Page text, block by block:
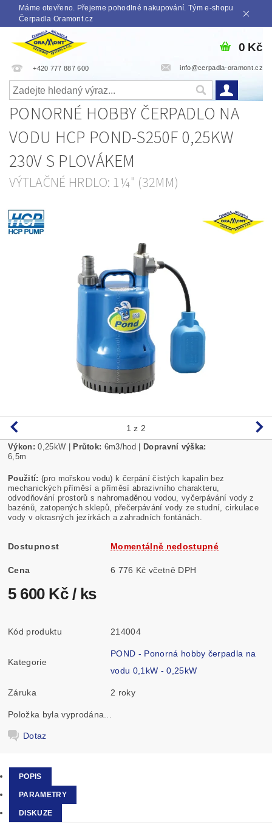
Máme otevřeno. Přejeme pohodlné nakupování. Tým e-shopu
Čerpadla Oramont.cz
+420 777 887 600 info@cerpadla-oramont.cz
0 Kč
PONORNÉ HOBBY ČERPADLO NA
VODU HCP POND-S250F 0,25KW
230V S PLOVÁKEM
VÝTLAČNÉ HRDLO: 1¼" (32MM)
1 z 2
Výkon:0,25 kW | Průtok: 6m3/hod |
Dopravní výška:
6,5m
Použití: (pro mořskou vodu) k čerpání čistých kapalin bez
mechanických příměsí a příměsí abrazivního charakteru,
odvodňování prostorů s nahromaděnou vodou, vyčerpávání vody z
bazénů, zatopených sklepů, přečerpávání vody ze studní, cirkulace
vody v okrasných jezírkách a zahradních fontánách.
Dostupnost Momentálně nedostupné
Cena 6 776 Kč včetně DPH
5 600 Kč / ks
Kód produktu 214004
Kategorie
POND - Ponorná hobby čerpadla na
vodu 0,1kW - 0,25kW
Záruka 2 roky
Položka byla vyprodána...
Dotaz
POPIS
PARAMETRY
DISKUZE